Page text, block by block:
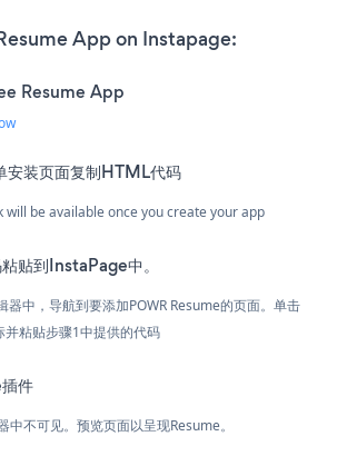
App on Instapage:
Resume App
安装页面复制HTML代码
will be available once you create your app
贴到InstaPage中。
器中，导航到要添加POWR Resume的页面。单击
并粘贴步骤1中提供的代码
件
中不可见。预览页面以呈现Resume。